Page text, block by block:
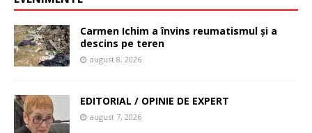
Carmen Ichim a învins reumatismul și a
descins pe teren
august 8, 2026
EDITORIAL / OPINIE DE EXPERT
august 7, 2026